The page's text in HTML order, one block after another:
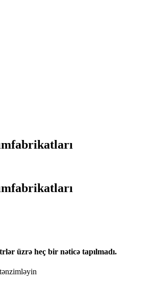
üzrə heç bir nəticə tapılmadı.